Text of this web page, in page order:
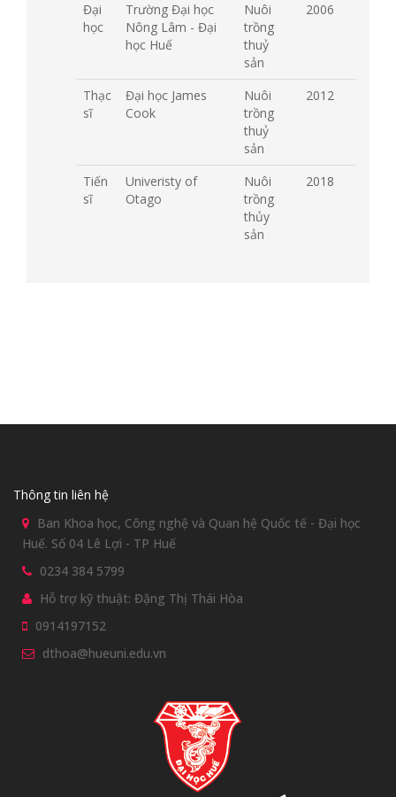
Đại
học
Trường Đại học
Nông Lâm - Đại
học Huế
Nuôi
trồng
thuỷ
sản
2006
Thạc
sĩ
Đại học James
Cook
Nuôi
trồng
thuỷ
sản
2012
Tiến
sĩ
Univeristy of
Otago
Nuôi
trồng
thủy
sản
2018
Thông tin liên hệ
Ban Khoa học, Công nghệ và Quan hệ Quốc tế - Đại học
Huế. Số 04 Lê Lợi - TP Huế
0234 384 5799
Hỗ trợ kỹ thuật: Đặng Thị Thái Hòa
0914197152
dthoa@hueuni.edu.vn